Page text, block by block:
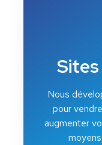
Nous
pour
augmenter